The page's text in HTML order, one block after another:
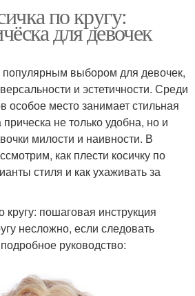
по кругу:
для девочек
популярным выбором для девочек,
и эстетичности. Среди
особое место занимает стильная
прическа не только удобна, но и
милости и наивности. В
как плести косичку по
стиля и как ухаживать за
кругу: пошаговая инструкция
несложно, если следовать
руководство: